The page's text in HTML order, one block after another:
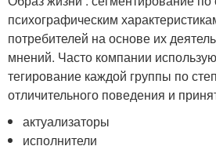
психографическим
потребителей на основе их
мнений. Часто компании
тегирование каждой группы по
отличительного поведения и
актуализаторы
исполнители